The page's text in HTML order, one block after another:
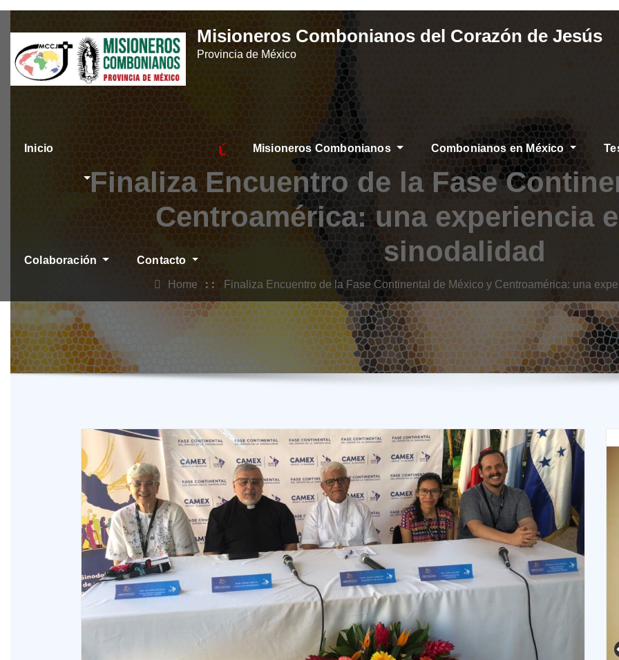
Skip
content
Misioneros Combonianos del Corazón de Jesús
Provincia de México
Inicio ÚLTIMAS NOTICIASMisioneros Combonianos Combonianos en México
Colaboración Contacto
Finaliza Encuentro de la Fase
Centroamérica: una experiencia
sinodalidad
Home Finaliza Encuentro de la Fase Continental de México y Centroamérica: una